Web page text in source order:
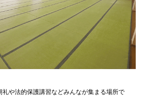
や法的保護講習などみんなが集まる場所で